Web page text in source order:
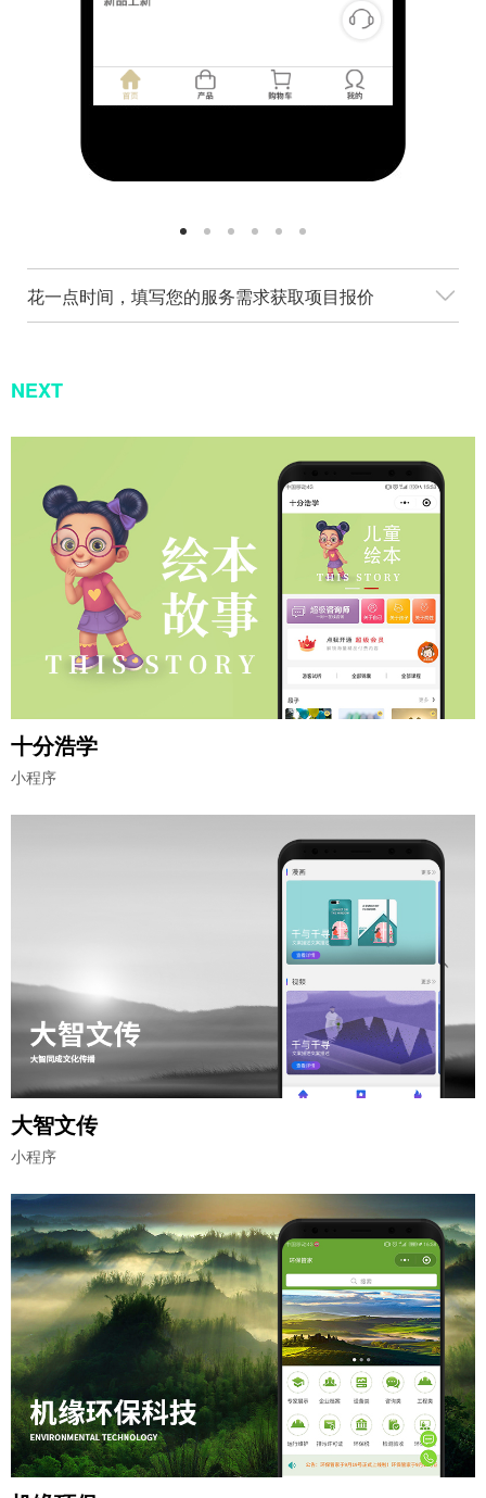
花一点时间，填写您的服务需求获取项目报价
NEXT
十分浩学
小程序
大智文传
小程序